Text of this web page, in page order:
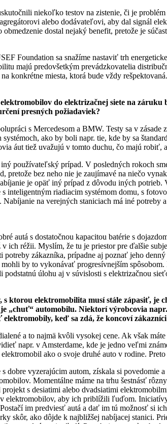
niekoľko testov na zistenie, či je
alebo dodávateľovi, aby dal signál
dostal nejaký benefit, pretože je
Foundation sa snažíme nastaviť trh
majú predovšetkým prevádzkovatelia
konkrétne miesta, ktorá bude vždy
do elektrizačnej siete na
presných požiadaviek?
s Mercedesom a BMW. Testy sa v
ako by boli napr. tie, kde by sa
áut tiež uvažujú v tomto duchu, čo majú robiť,
používateľský prípad. V posledných rokoch
bez neho nie je zaujímavé na niečo
je opäť iný prípad z dôvodu iných
inteligentným riadiacim systémom domu, s
na verejných staniciach má iné
autá s dostatočnou kapacitou batérie s
ich réžii. Myslím, že tu je priestor pre ďalšie
zákazníka, prípadne aj poznať jeho
by to vykonávať progresívnejším
úlohu aj v súvislosti s elektrizačnou
ktorou elektromobilita musí stále zápasiť,
„chuť“ automobilu. Niektorí výrobcovia
keď sa zdá, že koncoví
a to najmä kvôli vysokej cene. Ak však
napr. v Amsterdame, kde je jedno veľmi
ako o svoje druhé auto v rodine.
dobre vyzerajúcim autom, získala si
Momentálne máme na trhu šestnásť
s desiatimi alebo dvadsiatimi
elektromobilov, aby ich priblížili ľuďom.
im predviesť autá a dať im tú možnosť si
skôr, ako dôjde k najbližšej nabíjacej stanici.